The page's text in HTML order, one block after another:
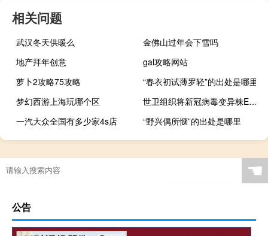
相关问题
武汉冬天供暖么
金佛山过年会下雪吗
地产拜年创意
gal攻略网站
萝卜2攻略75攻略
“春衣初试薄罗轻”的出处是哪里
梦幻西游上海玩哪个区
世卫组织将新冠病毒变异株EG.5列为“需要留意的”变异株
一汽大众全国有多少家4s店
“野兴偶所惬”的出处是哪里
☚
公告